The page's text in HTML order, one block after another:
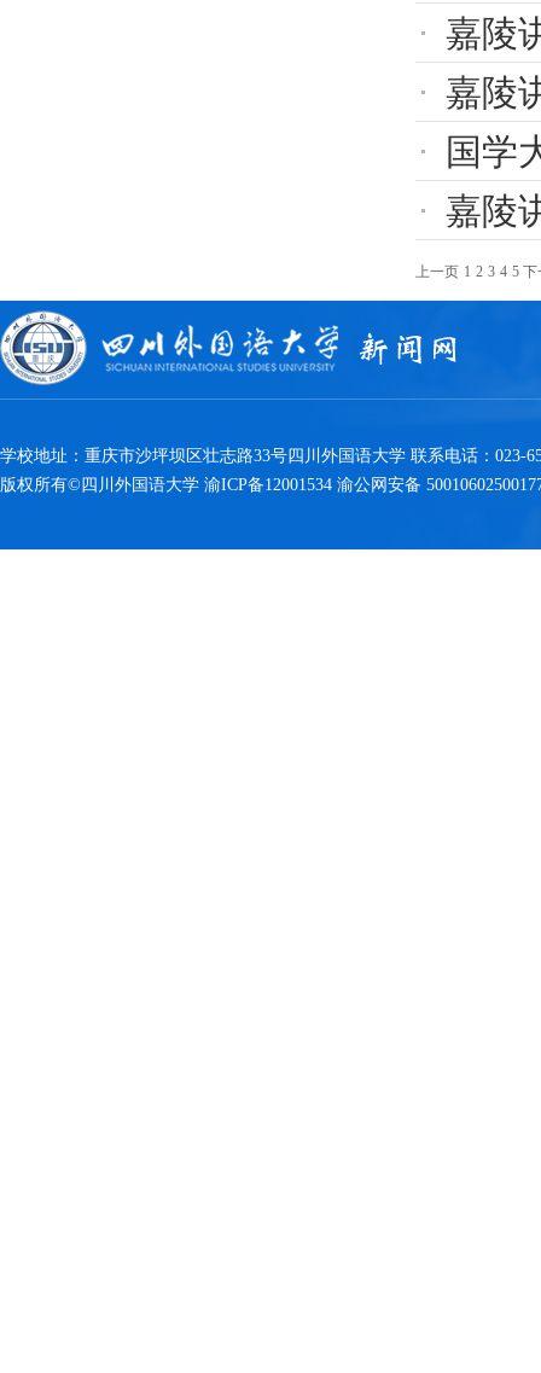
嘉陵讲
嘉陵讲
国学
嘉陵
上一页 1 2 3 4 5 下
学校地址：重庆市沙坪坝区壮志路33号四川外国语大学 联系电话：023-
版权所有©四川外国语大学 渝ICP备12001534 渝公网安备